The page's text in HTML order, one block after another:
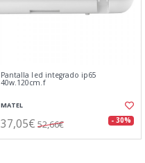
Pantalla led integrado ip65
40w.120cm.f
MATEL
37,05€ 52,66€ - 30%